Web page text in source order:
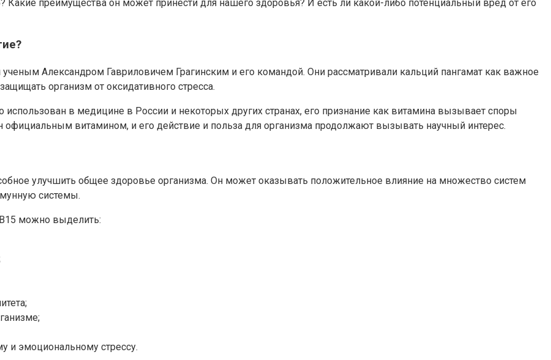
Какие преимущества он может принести для нашего здоровья? И есть ли какой-либо потенциальный вред от его
Александром Гавриловичем Грагинским и его командой. Они рассматривали кальций пангамат как важное
организм от оксидативного стресса.
в медицине в России и некоторых других странах, его признание как витамина вызывает споры
витамином, и его действие и польза для организма продолжают вызывать научный интерес.
улучшить общее здоровье организма. Он может оказывать положительное влияние на множество систем
системы.
можно выделить:
и эмоциональному стрессу.